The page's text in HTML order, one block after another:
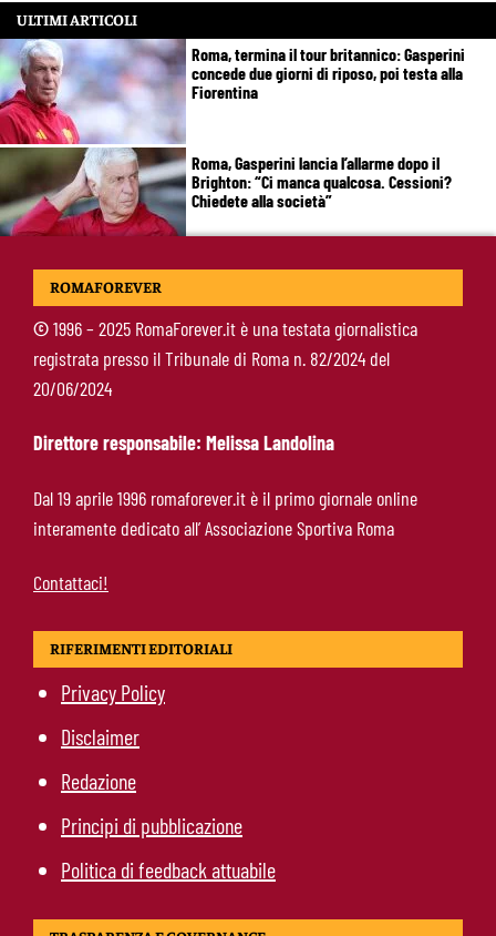
ULTIMI ARTICOLI
Roma, termina il tour britannico: Gasperini
concede due giorni di riposo, poi testa alla
Fiorentina
Roma, Gasperini lancia l’allarme dopo il
Brighton: “Ci manca qualcosa. Cessioni?
Chiedete alla società”
Roma-Cacciamani, Cairo alza il muro ma lascia
McKennie sorprende tutti: “Il mio idolo era
Totti, soprattutto per la sua fedeltà”
ROMAFOREVER
©1996 – 2025 RomaForever.it è una testata giornalistica
registrata presso il Tribunale di Roma n. 82/2024 del
20/06/2024
Direttore responsabile: Melissa Landolina
Dal 19 aprile 1996 romaforever.it è il primo giornale online
interamente dedicato all’ Associazione Sportiva Roma
Contattaci!
RIFERIMENTI EDITORIALI
Privacy Policy
Disclaimer
Redazione
Principi di pubblicazione
Politica di feedback attuabile